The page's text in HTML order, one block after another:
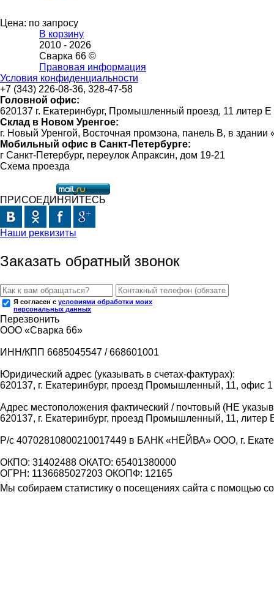
Цена: по запросу
В корзину
2010 - 2026
Сварка 66 ©
Правовая информация
Условия конфиденциальности
+7 (343) 226-08-36, 328-47-58
Головной офис:
620137 г. Екатеринбург, Промышленный проезд, 11 литер Е
Склад в Новом Уренгое:
г. Новый Уренгой, Восточная промзона, панель В, в
Мобильный офис в Санкт-Петербурге:
г Санкт-Петербург, переулок Апраксин, дом 19-21
Схема проезда
ПРИСОЕДИНЯЙТЕСЬ
Наши реквизиты
Заказать обратный звонок
Я согласен с условиями обработки моих
персональных данных
Перезвонить
ООО «Сварка 66»
ИНН/КПП 6685045547 / 668601001
Юридический адрес (указывать в счетах-фактурах):
620137, г. Екатеринбург, проезд Промышленный, 11, офис 1
Адрес местоположения фактический / почтовый (НЕ
620137, г. Екатеринбург, проезд Промышленный, 11, литер
Р/с 40702810800210017449 в БАНК «НЕЙВА» ООО, г.
ОКПО: 31402488 ОКАТО: 65401380000
ОГРН: 1136685027203 ОКОПФ: 12165
Мы собираем статистику о посещениях сайта с помощью